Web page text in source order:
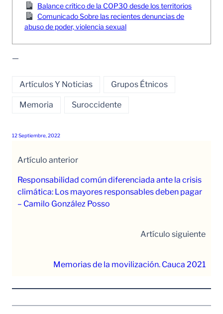
Balance crítico de la COP30 desde los territorios
Comunicado Sobre las recientes denuncias de
abuso de poder, violencia sexual
—
Artículos Y Noticias Grupos Étnicos
Memoria Suroccidente
12 Septiembre, 2022
Artículo anterior
Responsabilidad común diferenciada ante la crisis
climática: Los mayores responsables deben pagar
– Camilo González Posso
Artículo siguiente
Memorias de la movilización. Cauca 2021